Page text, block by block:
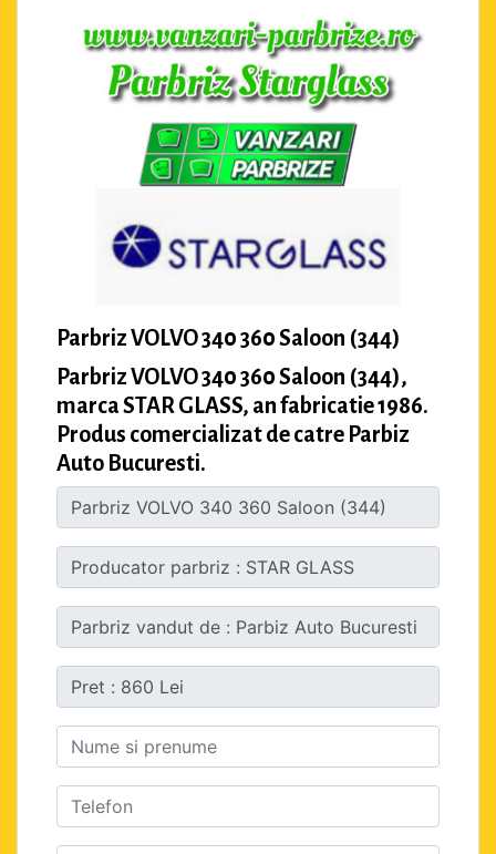
Parbriz VOLVO 340 360 Saloon (344)
Parbriz VOLVO 340 360 Saloon (344),
marca STAR GLASS, an fabricatie 1986.
Produs comercializat de catre Parbiz
Auto Bucuresti.